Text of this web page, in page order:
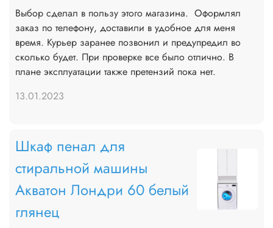
Выбор сделал в пользу этого магазина. ​ Оформлял
заказ по телефону, доставили в удобное для меня
время. Курьер заранее позвонил и предупредил во
сколько будет. При проверке все было отлично. В
плане эксплуатации также претензий пока нет.
13.01.2023
Шкаф пенал для
стиральной машины
Акватон Лондри 60 белый
глянец